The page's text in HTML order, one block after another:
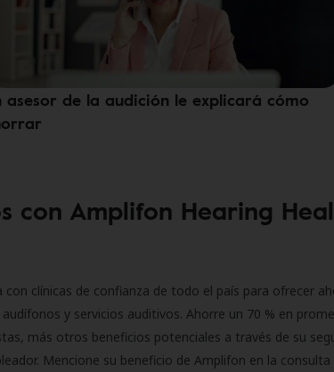
asesor de la audición le explicará cómo
con Amplifon Hearing
con clínicas de confianza de todo el país para ofrecer
y servicios auditivos. Ahorre un 70 % en
más otros beneficios potenciales a través de su
Mencione su beneficio de Amplifon en la